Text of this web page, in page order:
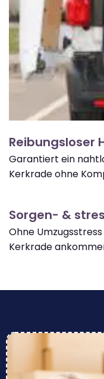
Reibungsloser
Garantiert ein
Kerkrade ohne
Sorgen- &
Ohne
Kerkrade